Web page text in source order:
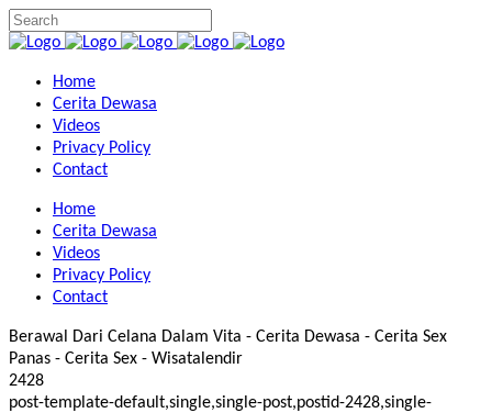
Home
Cerita Dewasa
Videos
Privacy Policy
Contact
Home
Cerita Dewasa
Videos
Privacy Policy
Contact
Berawal Dari Celana Dalam Vita - Cerita Dewasa - Cerita Sex
Panas - Cerita Sex - Wisatalendir
2428
post-template-default,single,single-post,postid-2428,single-